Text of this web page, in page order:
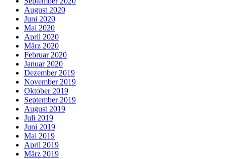
August 2020
Juni 2020
Mai 2020
April 2020
März 2020
Februar 2020
Januar 2020
Dezember 2019
November 2019
Oktober 2019
September 2019
August 2019
Juli 2019
Juni 2019
Mai 2019
April 2019
März 2019